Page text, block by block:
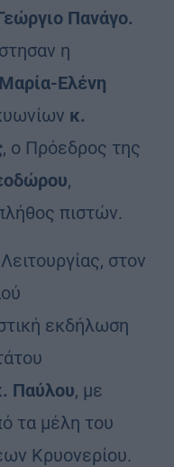
Πανάγο.
η
Ελένη
κ.
, ο Πρόεδρος της
,
πιστών.
στον
εκδήλωση
Παύλου, με
τα μέλη του
Κρυονερίου.